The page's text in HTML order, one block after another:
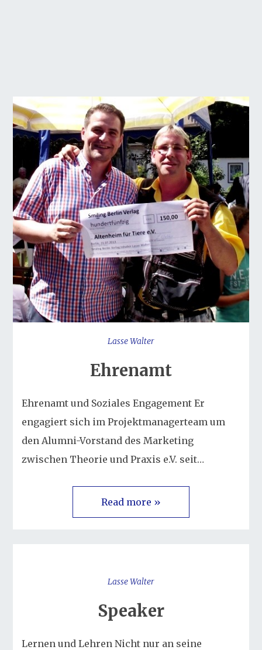
Lasse Walter
Ehrenamt
Ehrenamt und Soziales Engagement Er
engagiert sich im Projektmanagerteam um
den Alumni-Vorstand des Marketing
zwischen Theorie und Praxis e.V. seit…
Read more »
Lasse Walter
Speaker
Lernen und Lehren Nicht nur an seine